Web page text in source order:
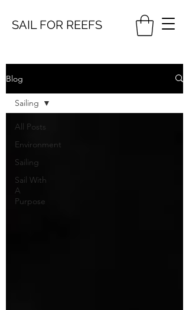
SAIL FOR REEFS
Blog
All Posts
Environment
Sailing
Sail With
A
Purpose
Sailing